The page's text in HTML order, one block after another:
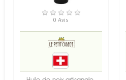
EN STOCK
0 Avis